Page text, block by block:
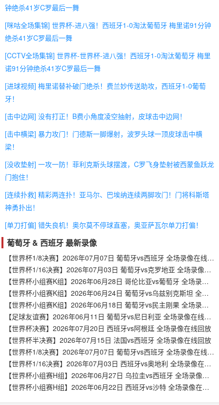
钟绝杀41岁C罗最后一舞
[咪咕全场集锦] 世界杯-进八强！西班牙1-0淘汰葡萄牙 梅里诺91分钟
绝杀41岁C罗最后一舞
[CCTV全场集锦] 世界杯-世界杯-进八强！西班牙1-0淘汰葡萄牙 梅里
诺91分钟绝杀41岁C罗最后一舞
[进球视频] 梅里诺替补破门绝杀！费兰妙传送助攻，西班牙1-0葡萄
牙！
[击中边网] 没有打正！B费小角度凌空抽射，皮球击中边网！
[击中横梁] 暴力攻门！门德斯一脚爆射，波罗头球一顶皮球击中横
梁！
[没收垫射] 一攻一防！菲利克斯头球摆渡，C罗飞身垫射被西蒙鱼跃龙
门抱住！
[连续扑救] 精彩两连扑！亚马尔、巴埃纳连续两脚攻门！门将科斯塔
神勇扑出！
[单刀打偏] 错失良机！奥尔莫不停球直塞，奥亚萨瓦尔单刀打偏！
葡萄牙 & 西班牙 最新录像
【世界杯1/8决赛】2026年07月07日 葡萄牙vs西班牙 全场录像在线回放
【世界杯1/16决赛】2026年07月03日 葡萄牙vs克罗地亚 全场录像在线回放
【世界杯小组赛K组】2026年06月28日 哥伦比亚vs葡萄牙 全场录像在线回放
【世界杯小组赛K组】2026年06月24日 葡萄牙vs乌兹别克斯坦 全场录像在线回放
【世界杯小组赛K组】2026年06月18日 葡萄牙vs民主刚果 全场录像在线回放
【足球友谊赛】2026年06月11日 葡萄牙vs尼日利亚 全场录像在线回放
【世界杯决赛】2026年07月20日 西班牙vs阿根廷 全场录像在线回放
【世界杯半决赛】2026年07月15日 法国vs西班牙 全场录像在线回放
【世界杯1/8决赛】2026年07月07日 葡萄牙vs西班牙 全场录像在线回放
【世界杯1/16决赛】2026年07月03日 西班牙vs奥地利 全场录像在线回放
【世界杯小组赛H组】2026年06月27日 乌拉圭vs西班牙 全场录像在线回放
【世界杯小组赛H组】2026年06月22日 西班牙vs沙特 全场录像在线回放